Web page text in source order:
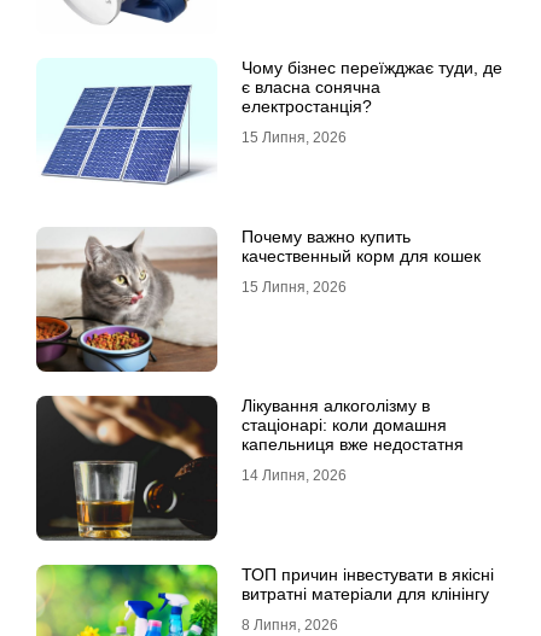
Чому бізнес переїжджає туди, де
є власна сонячна
електростанція?
15 Липня, 2026
Почему важно купить
качественный корм для кошек
15 Липня, 2026
Лікування алкоголізму в
стаціонарі: коли домашня
капельниця вже недостатня
14 Липня, 2026
ТОП причин інвестувати в якісні
витратні матеріали для клінінгу
8 Липня, 2026